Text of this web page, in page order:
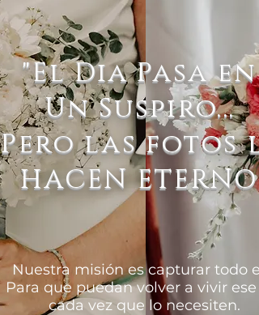
"El Dia Pasa
Un Suspiro...
Pero las fotos
HACEN
Nuestra misión es capturar todo
Para que puedan volver a vivir
cada vez que lo necesiten.